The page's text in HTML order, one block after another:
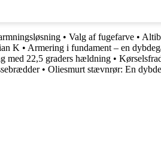
• Valg af fugefarve •
K • Armering i fundament – en
med 22,5 graders hældning •
• Oliesmurt stævnrør: En